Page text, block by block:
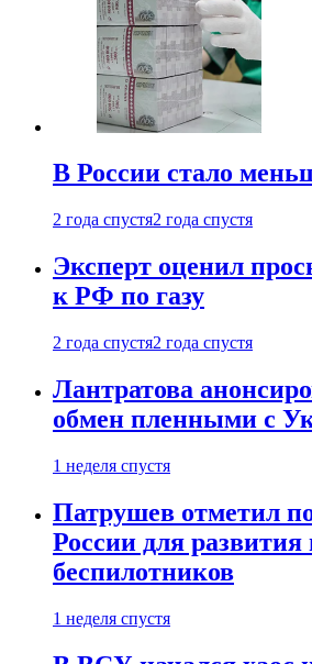
В России стало
2 года спустя2 года спустя
Эксперт оценил
к РФ по газу
2 года спустя2 года спустя
Лантратова
обмен пленными с
1 неделя спустя
Патрушев отметил
России для
беспилотников
1 неделя спустя